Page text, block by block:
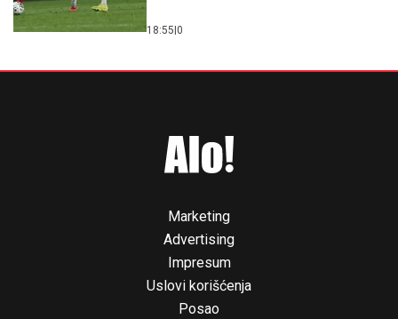
18:55 0
Marketing
Advertising
Impresum
Uslovi korišćenja
Posao